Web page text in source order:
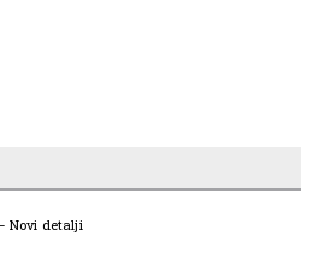
Novi detalji